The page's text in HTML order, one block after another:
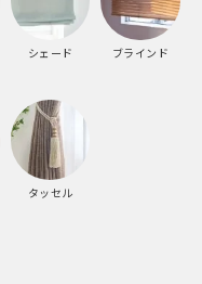
シェード ブラインド
タッセル